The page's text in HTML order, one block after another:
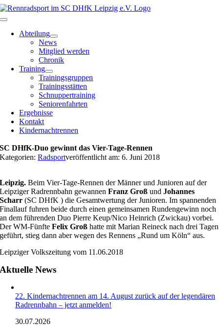
Zum
Inhalt
Toggle
NavigationAbteilung
News
Mitglied werden
Chronik
Training
Trainingsgruppen
Trainingsstätten
Schnuppertraining
Seniorenfahrten
Ergebnisse
Kontakt
Kindernachtrennen
SC DHfK-Duo gewinnt das Vier-Tage-Rennen
Kategorien:Radsportveröffentlicht am: 6. Juni 2018
Leipzig. Beim Vier-Tage-Rennen der Männer und Junioren auf der
Leipziger Radrennbahn gewannenFranz Groß undJohannes
Scharr (SC DHfK ) die Gesamtwertung der Junioren. Im spannenden
Finallauf fuhren beide durch einen gemeinsamen Rundengewinn noch
an dem führenden Duo Pierre Keup/Nico Heinrich (Zwickau) vorbei.
Der WM-FünfteFelix Groß hatte mit Marian Reineck nach drei Tagen
geführt, stieg dann aber wegen des Rennens „Rund um Köln“ aus.
Leipziger Volkszeitung vom 11.06.2018
Aktuelle News
22. Kindernachtrennen am 14. August zurück auf der legendären
Radrennbahn – jetzt anmelden!
30.07.2026